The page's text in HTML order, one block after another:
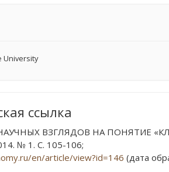
University
ссылка
ВЗГЛЯДОВ НА ПОНЯТИЕ
№ 1. С. 105-106;
en/article/view?id=146 (дата